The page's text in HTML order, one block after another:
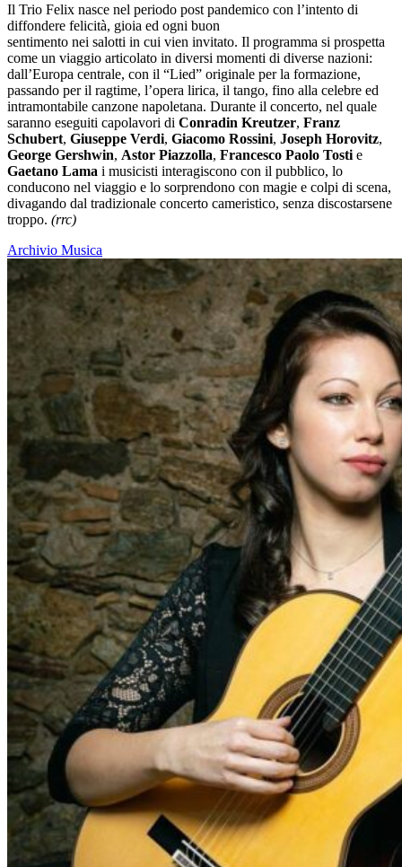
Il Trio Felix nasce nel periodo post pandemico con l’intento di
diffondere felicità, gioia ed ogni buon
sentimento nei salotti in cui vien invitato. Il programma si prospetta
come un viaggio articolato in diversi momenti di diverse nazioni:
dall’Europa centrale, con il “Lied” originale per la formazione,
passando per il ragtime, l’opera lirica, il tango, fino alla celebre ed
intramontabile canzone napoletana. Durante il concerto, nel quale
saranno eseguiti capolavori di Conradin Kreutzer, Franz
Schubert, Giuseppe Verdi, Giacomo Rossini, Joseph Horovitz,
George Gershwin, Astor Piazzolla, Francesco Paolo Tosti e
Gaetano Lama i musicisti interagiscono con il pubblico, lo
conducono nel viaggio e lo sorprendono con magie e colpi di scena,
divagando dal tradizionale concerto cameristico, senza discostarsene
troppo. (rrc)
Archivio Musica